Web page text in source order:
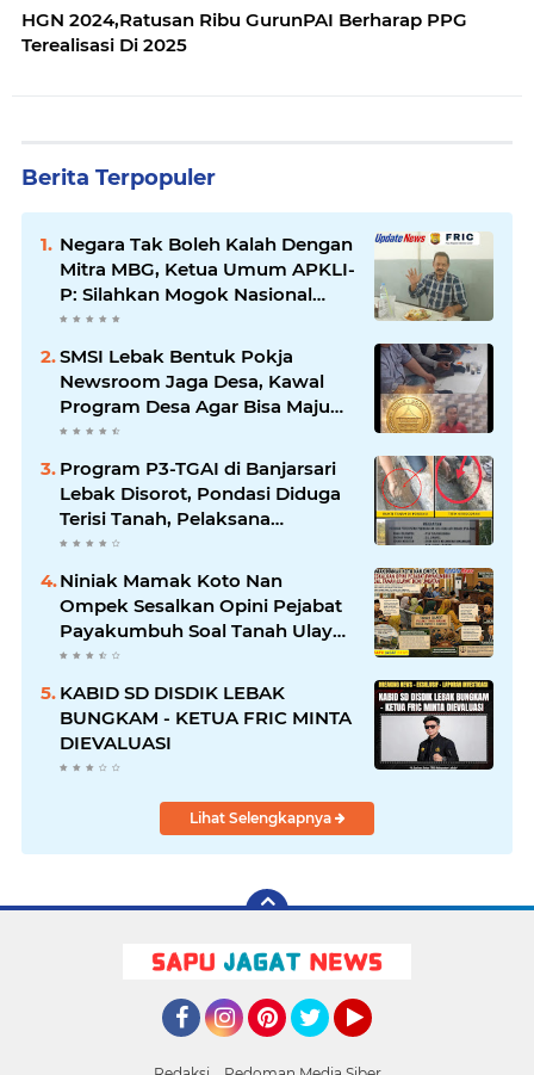
HGN 2024,Ratusan Ribu GurunPAI Berharap PPG
Terealisasi Di 2025
Berita Terpopuler
Negara Tak Boleh Kalah Dengan
Mitra MBG, Ketua Umum APKLI-
P: Silahkan Mogok Nasional
Ganti Kantin Sekolah
SMSI Lebak Bentuk Pokja
Newsroom Jaga Desa, Kawal
Program Desa Agar Bisa Maju
dan Mandiri
Program P3-TGAI di Banjarsari
Lebak Disorot, Pondasi Diduga
Terisi Tanah, Pelaksana
Terancam Sanksi Berat Hingga
Pidana
Niniak Mamak Koto Nan
Ompek Sesalkan Opini Pejabat
Payakumbuh Soal Tanah Ulayat
Demi Jabatan
KABID SD DISDIK LEBAK
BUNGKAM - KETUA FRIC MINTA
DIEVALUASI
Lihat Selengkapnya